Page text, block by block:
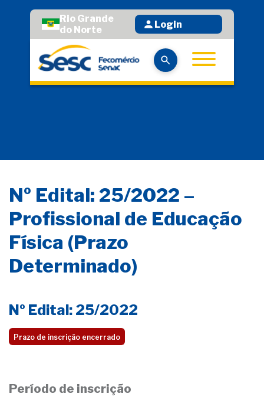
Rio Grande
do Norte
Login
Nº Edital: 25/2022 –
Profissional de Educação
Física (Prazo
Determinado)
Nº Edital: 25/2022
Prazo de inscrição encerrado
Período de inscrição